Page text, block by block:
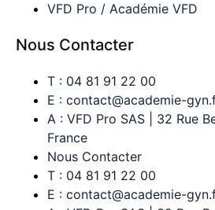
VFD Pro / Académie VFD
Nous Contacter
T : 04 81 91 22 00
E : contact@academie-
A : VFD Pro SAS | 32 Rue
France
Nous Contacter
T : 04 81 91 22 00
E : contact@academie-